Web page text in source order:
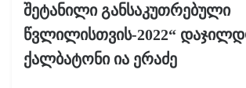
შეტანილი განსაკუთრებული
წვლილისთვის-2022“
ქალბატონი ია ერაძე